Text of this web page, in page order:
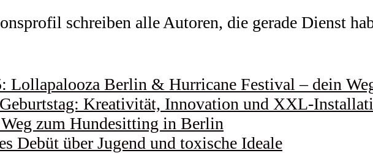
schreiben alle Autoren, die gerade Dienst
Lollapalooza Berlin & Hurricane Festival – dein
Kreativität, Innovation und XXL-
zum Hundesitting in Berlin
Debüt über Jugend und toxische Ideale